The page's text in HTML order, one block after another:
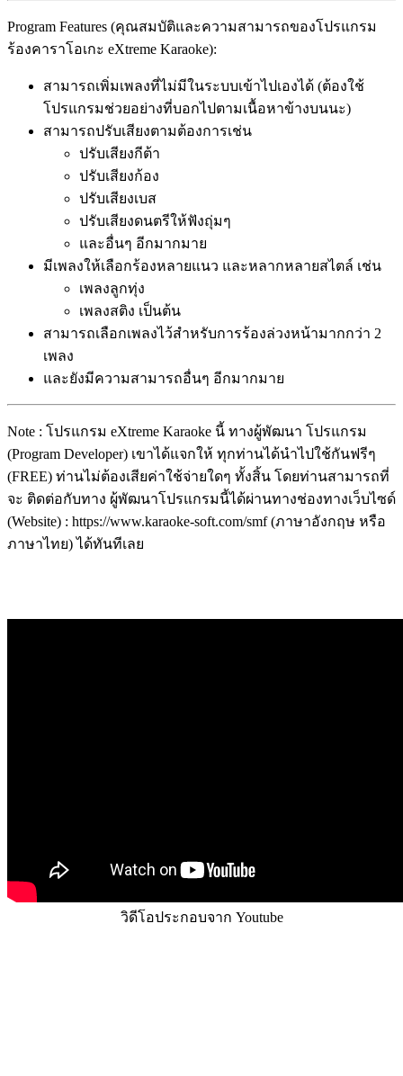
Program Features (คุณสมบัติและความสามารถของโปรแกรม
ร้องคาราโอเกะ eXtreme Karaoke):
สามารถเพิ่มเพลงที่ไม่มีในระบบเข้าไปเองได้ (ต้องใช้
โปรแกรมช่วยอย่างที่บอกไปตามเนื้อหาข้างบนนะ)
สามารถปรับเสียงตามต้องการเช่น
ปรับเสียงกีต้า
ปรับเสียงก้อง
ปรับเสียงเบส
ปรับเสียงดนตรีให้ฟังถุ่มๆ
และอื่นๆ อีกมากมาย
มีเพลงให้เลือกร้องหลายแนว และหลากหลายสไตล์ เช่น
เพลงลูกทุ่ง
เพลงสติง เป็นต้น
สามารถเลือกเพลงไว้สำหรับการร้องล่วงหน้ามากกว่า 2
เพลง
และยังมีความสามารถอื่นๆ อีกมากมาย
Note : โปรแกรม eXtreme Karaoke นี้ ทางผู้พัฒนา โปรแกรม
(Program Developer) เขาได้แจกให้ ทุกท่านได้นำไปใช้กันฟรีๆ
(FREE) ท่านไม่ต้องเสียค่าใช้จ่ายใดๆ ทั้งสิ้น โดยท่านสามารถที่
จะ ติดต่อกับทาง ผู้พัฒนาโปรแกรมนี้ได้ผ่านทางช่องทางเว็บไซด์
(Website) : https://www.karaoke-soft.com/smf (ภาษาอังกฤษ หรือ
ภาษาไทย) ได้ทันทีเลย
วิดีโอประกอบจาก Youtube